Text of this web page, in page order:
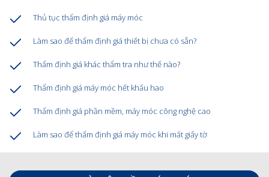
Thủ tục thẩm định giá máy móc
Làm sao để thẩm định giá thiết bị chưa có sẵn?
Thẩm định giá khác thẩm tra như thế nào?
Thẩm định giá máy móc hết khấu hao
Thẩm định giá phần mềm, máy móc công nghệ cao
Làm sao để thẩm định giá máy móc khi mất giấy tờ